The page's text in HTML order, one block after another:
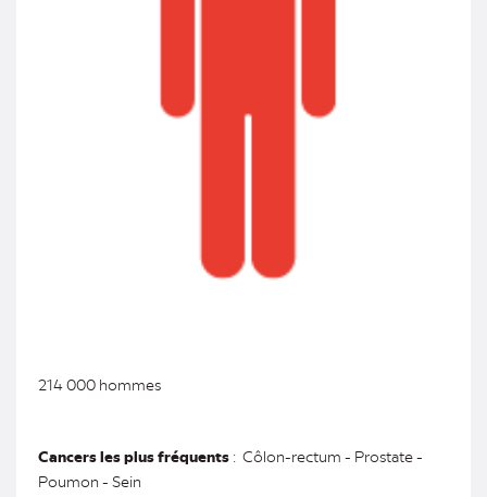
214 000 hommes
Cancers les plus fréquents : Côlon-rectum - Prostate -
Poumon - Sein